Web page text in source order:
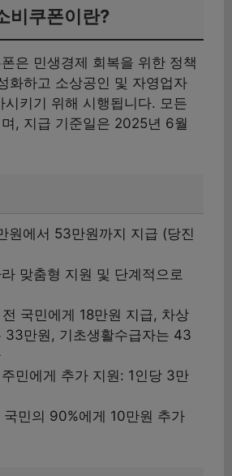
비쿠폰이란?
은 민생경제 회복을 위한 정책
화하고 소상공인 및 자영업자
시키기 위해 시행됩니다. 모든
, 지급 기준일은 2025년 6월
원에서 53만원까지 지급 (당진
맞춤형 지원 및 단계적으로
국민에게 18만원 지급, 차상
33만원, 기초생활수급자는 43
민에게 추가 지원: 1인당 3만
국민의 90%에게 10만원 추가